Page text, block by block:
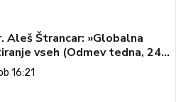
Aleš Štrancar: »Globalna
vseh (Odmev tedna, 24.
16:21